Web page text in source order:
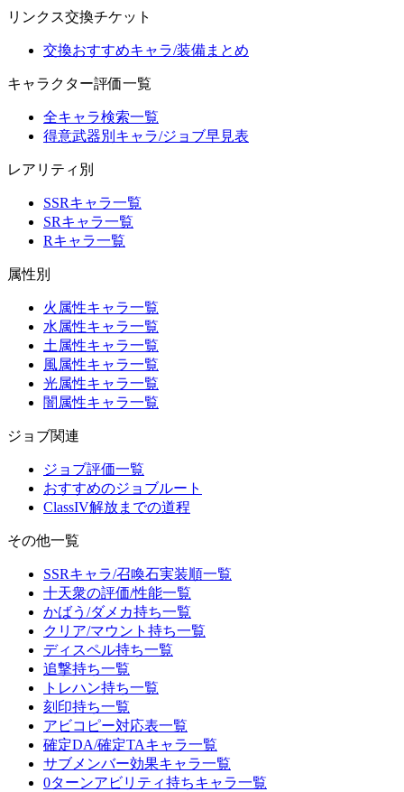
リンクス交換チケット
交換おすすめキャラ/装備まとめ
キャラクター評価一覧
全キャラ検索一覧
得意武器別キャラ/ジョブ早見表
レアリティ別
SSRキャラ一覧
SRキャラ一覧
Rキャラ一覧
属性別
火属性キャラ一覧
水属性キャラ一覧
土属性キャラ一覧
風属性キャラ一覧
光属性キャラ一覧
闇属性キャラ一覧
ジョブ関連
ジョブ評価一覧
おすすめのジョブルート
ClassIV解放までの道程
その他一覧
SSRキャラ/召喚石実装順一覧
十天衆の評価/性能一覧
かばう/ダメカ持ち一覧
クリア/マウント持ち一覧
ディスペル持ち一覧
追撃持ち一覧
トレハン持ち一覧
刻印持ち一覧
アビコピー対応表一覧
確定DA/確定TAキャラ一覧
サブメンバー効果キャラ一覧
0ターンアビリティ持ちキャラ一覧